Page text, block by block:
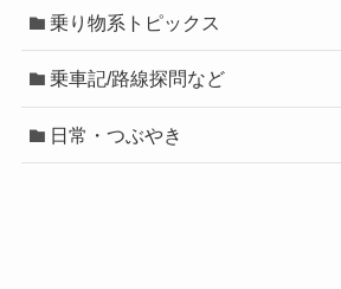
乗り物系トピックス
乗車記/路線探問など
日常・つぶやき